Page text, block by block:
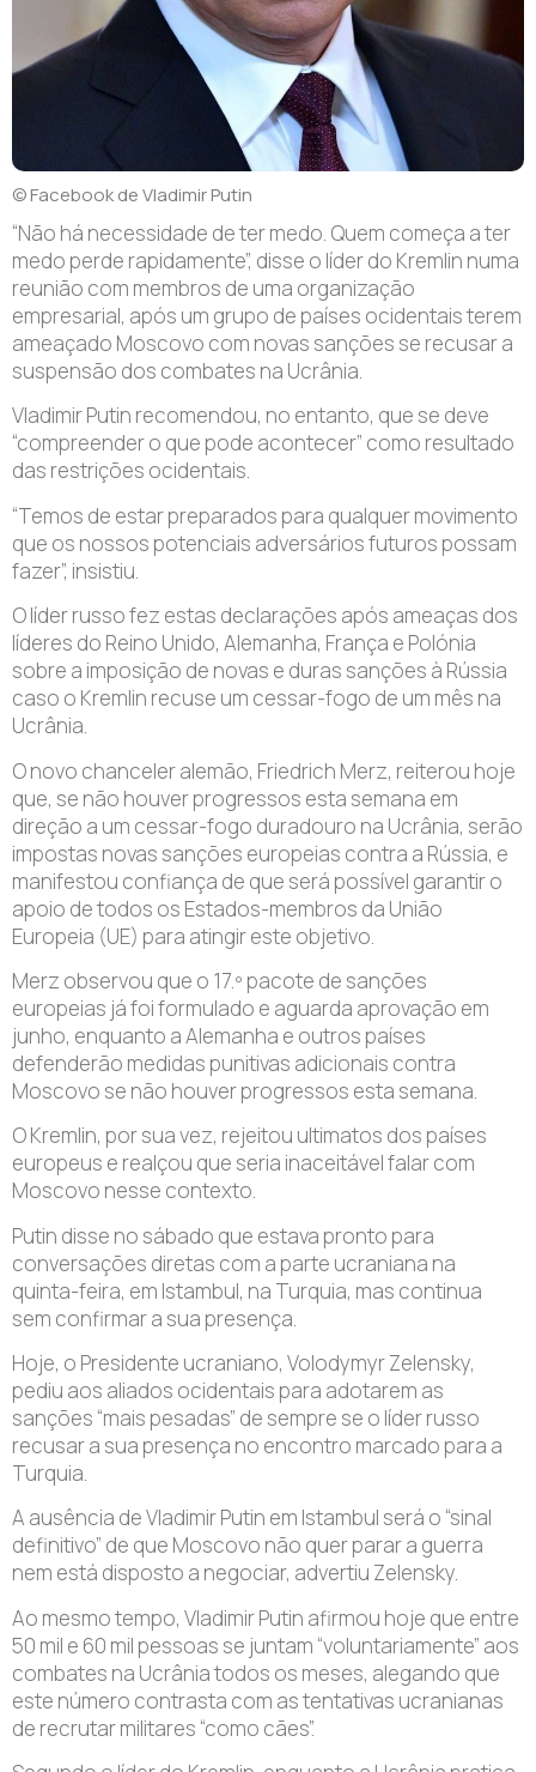
© Facebook de Vladimir Putin
“Não há necessidade de ter medo. Quem começa a ter
medo perde rapidamente”, disse o líder do Kremlin numa
reunião com membros de uma organização
empresarial, após um grupo de países ocidentais terem
ameaçado Moscovo com novas sanções se recusar a
suspensão dos combates na Ucrânia.
Vladimir Putin recomendou, no entanto, que se deve
“compreender o que pode acontecer” como resultado
das restrições ocidentais.
“Temos de estar preparados para qualquer movimento
que os nossos potenciais adversários futuros possam
fazer”, insistiu.
O líder russo fez estas declarações após ameaças dos
líderes do Reino Unido, Alemanha, França e Polónia
sobre a imposição de novas e duras sanções à Rússia
caso o Kremlin recuse um cessar-fogo de um mês na
Ucrânia.
O novo chanceler alemão, Friedrich Merz, reiterou hoje
que, se não houver progressos esta semana em
direção a um cessar-fogo duradouro na Ucrânia, serão
impostas novas sanções europeias contra a Rússia, e
manifestou confiança de que será possível garantir o
apoio de todos os Estados-membros da União
Europeia (UE) para atingir este objetivo.
Merz observou que o 17.º pacote de sanções
europeias já foi formulado e aguarda aprovação em
junho, enquanto a Alemanha e outros países
defenderão medidas punitivas adicionais contra
Moscovo se não houver progressos esta semana.
O Kremlin, por sua vez, rejeitou ultimatos dos países
europeus e realçou que seria inaceitável falar com
Moscovo nesse contexto.
Putin disse no sábado que estava pronto para
conversações diretas com a parte ucraniana na
quinta-feira, em Istambul, na Turquia, mas continua
sem confirmar a sua presença.
Hoje, o Presidente ucraniano, Volodymyr Zelensky,
pediu aos aliados ocidentais para adotarem as
sanções “mais pesadas” de sempre se o líder russo
recusar a sua presença no encontro marcado para a
Turquia.
A ausência de Vladimir Putin em Istambul será o “sinal
definitivo” de que Moscovo não quer parar a guerra
nem está disposto a negociar, advertiu Zelensky.
Ao mesmo tempo, Vladimir Putin afirmou hoje que entre
50 mil e 60 mil pessoas se juntam “voluntariamente” aos
combates na Ucrânia todos os meses, alegando que
este número contrasta com as tentativas ucranianas
de recrutar militares “como cães”.